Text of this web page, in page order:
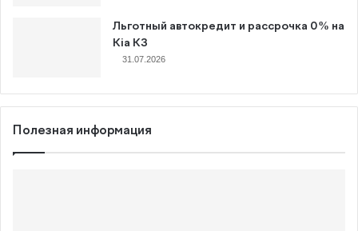
Льготный автокредит и рассрочка 0% на
Kia K3
31.07.2026
Полезная информация